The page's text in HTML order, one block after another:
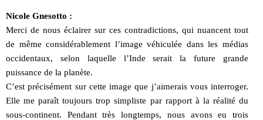
Nicole Gnesotto :
Merci de nous éclairer sur ces contradictions, qui nuancent tout
de même considérablement l’image véhiculée dans les médias
occidentaux, selon laquelle l’Inde serait la future grande
puissance de la planète.
C’est précisément sur cette image que j’aimerais vous interroger.
Elle me paraît toujours trop simpliste par rapport à la réalité du
sous-continent. Pendant très longtemps, nous avons eu trois